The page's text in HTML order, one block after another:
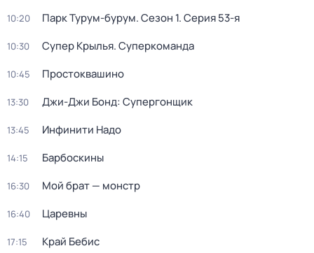
10:20 Парк Турум-бурум. Сезон 1. Серия 53-я
10:30 Супер Крылья. Суперкоманда
10:45 Простоквашино
13:30 Джи-Джи Бонд: Супергонщик
13:45 Инфинити Надо
14:15 Барбоскины
16:30 Мой брат — монстр
16:40 Царевны
17:15 Край Бебис